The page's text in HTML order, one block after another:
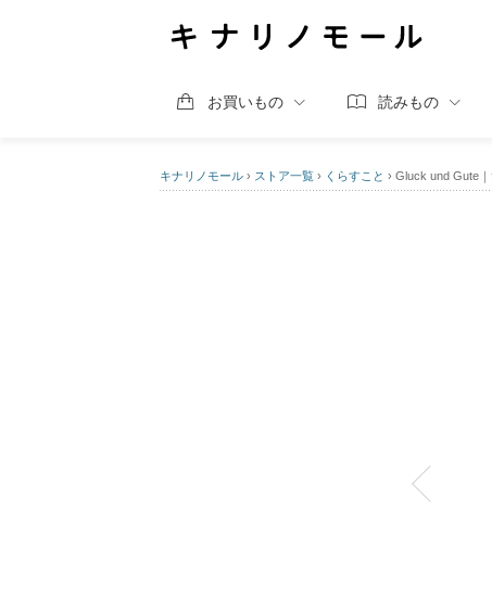
お買いもの 読みもの
キナリノモール › ストア一覧 › くらすこと › Gluck und Gute